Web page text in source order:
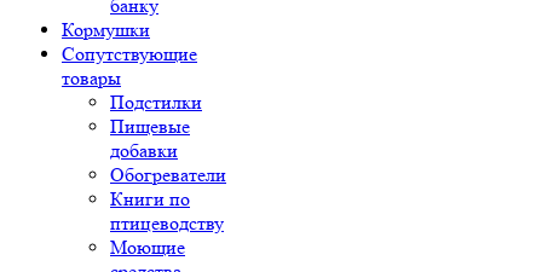
банку
Кормушки
Сопутствующие
товары
Подстилки
Пищевые
добавки
Обогреватели
Книги по
птицеводству
Моющие